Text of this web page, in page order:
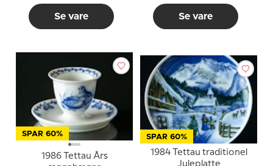
Se vare Se vare
SPAR 60%
1986 Tettau Års
SPAR 60%
1984 Tettau traditionel
Juleplatte